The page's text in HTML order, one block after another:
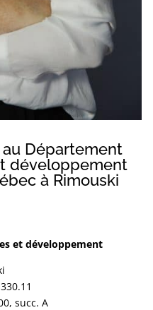
Département
développement
à Rimouski
et développement
succ. A